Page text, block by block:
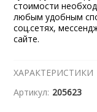
стоимости
любым удобным
соц.сетях,
сайте.
ХАРАКТЕРИСТИКИ
Артикул: 205623